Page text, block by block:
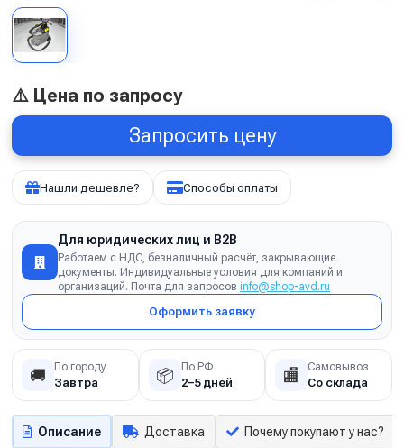
⚠️ Цена по запросу
Запросить цену
Нашли дешевле? Способы оплаты
Для юридических лиц и B2B
Работаем с НДС, безналичный расчёт, закрывающие
документы. Индивидуальные условия для компаний и
организаций. Почта для запросов info@shop-avd.ru
Оформить заявку
🚚 По городу
Завтра 📦 По РФ
2–5 дней 🏬 Самовывоз
Со склада
Описание Доставка Почему покупают у нас?